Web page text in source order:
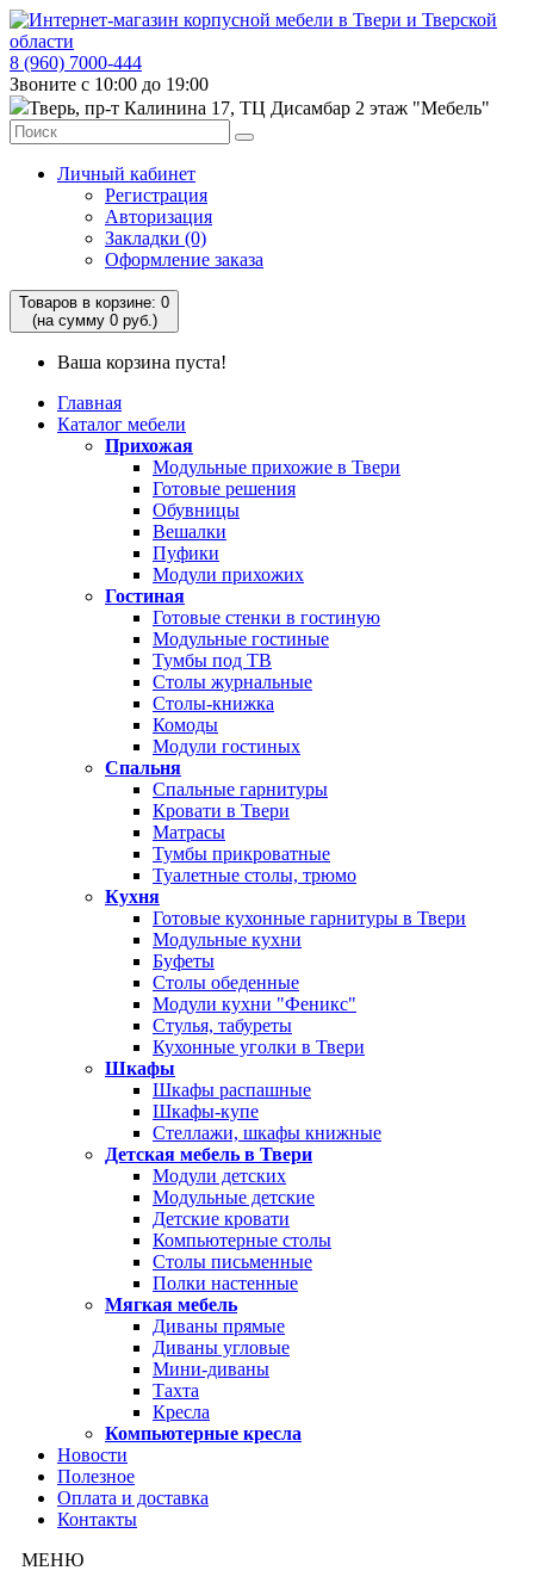
8 (960) 7000-444
Звоните с 10:00 до 19:00
Тверь, пр-т Калинина 17, ТЦ Дисамбар 2 этаж "Мебель"
Личный кабинет
Регистрация
Авторизация
Закладки (0)
Оформление заказа
Товаров в корзине: 0
(на сумму 0 руб.)
Ваша корзина пуста!
Главная
Каталог мебели
Прихожая
Модульные прихожие в Твери
Готовые решения
Обувницы
Вешалки
Пуфики
Модули прихожих
Гостиная
Готовые стенки в гостиную
Модульные гостиные
Тумбы под ТВ
Столы журнальные
Столы-книжка
Комоды
Модули гостиных
Спальня
Спальные гарнитуры
Кровати в Твери
Матрасы
Тумбы прикроватные
Туалетные столы, трюмо
Кухня
Готовые кухонные гарнитуры в Твери
Модульные кухни
Буфеты
Столы обеденные
Модули кухни "Феникс"
Стулья, табуреты
Кухонные уголки в Твери
Шкафы
Шкафы распашные
Шкафы-купе
Стеллажи, шкафы книжные
Детская мебель в Твери
Модули детских
Модульные детские
Детские кровати
Компьютерные столы
Столы письменные
Полки настенные
Мягкая мебель
Диваны прямые
Диваны угловые
Мини-диваны
Тахта
Кресла
Компьютерные кресла
Новости
Полезное
Оплата и доставка
Контакты
МЕНЮ